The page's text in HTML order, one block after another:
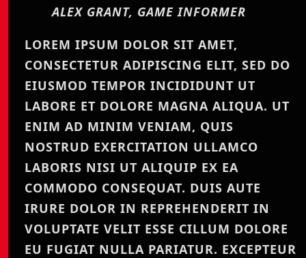
ALEX GRANT, GAME INFORMER
LOREM IPSUM DOLOR SIT AMET,
CONSECTETUR ADIPISCING ELIT, SED DO
EIUSMOD TEMPOR INCIDIDUNT UT
LABORE ET DOLORE MAGNA ALIQUA. UT
ENIM AD MINIM VENIAM, QUIS
NOSTRUD EXERCITATION ULLAMCO
LABORIS NISI UT ALIQUIP EX EA
COMMODO CONSEQUAT. DUIS AUTE
IRURE DOLOR IN REPREHENDERIT IN
VOLUPTATE VELIT ESSE CILLUM DOLORE
EU FUGIAT NULLA PARIATUR. EXCEPTEUR